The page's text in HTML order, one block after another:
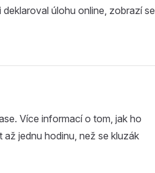
úlohu online, zobrazí se
Více informací o tom, jak ho
jednu hodinu, než se kluzák